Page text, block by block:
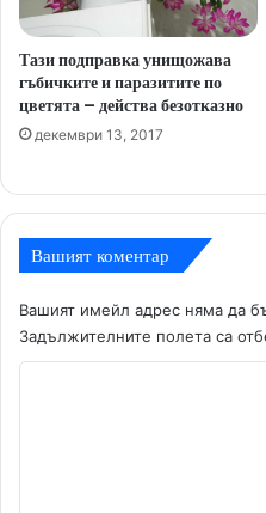
Тази подправка унищожава
гъбичките и паразитите по
цветята – действа безотказно
декември 13, 2017
Вашият коментар
Вашият имейл адрес няма да
Задължителните полета са